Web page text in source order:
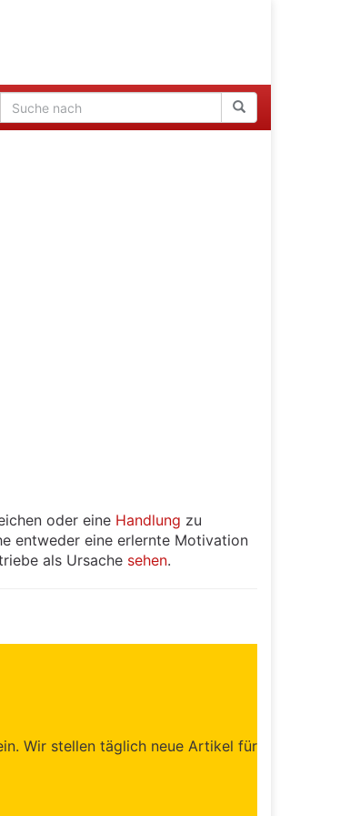
oder eine Handlung zu
entweder eine erlernte Motivation
als Ursache sehen.
Wir stellen täglich neue Artikel für